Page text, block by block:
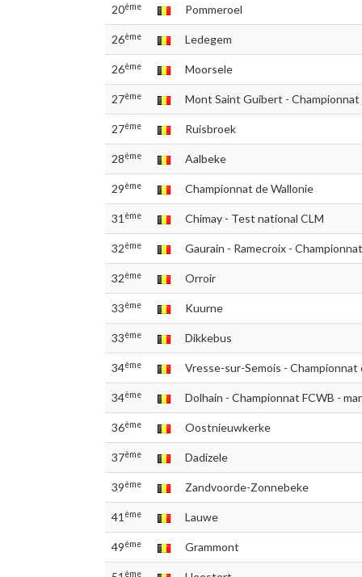
20ème Pommeroel
26ème Ledegem
26ème Moorsele
27ème Mont Saint Guibert - Championnat
27ème Ruisbroek
28ème Aalbeke
29ème Championnat de Wallonie
31 ème Chimay - Test national CLM
32ème Gaurain - Ramecroix -
32ème Orroir
33ème Kuurne
33ème Dikkebus
34ème Vresse-sur-Semois - Championnat
34ème Dolhain - Championnat FCWB -
36ème Oostnieuwkerke
37ème Dadizele
39ème Zandvoorde-Zonnebeke
41 ème Lauwe
49ème Grammont
ème